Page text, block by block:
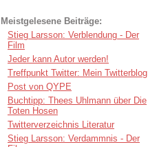
Meistgelesene Beiträge:
Stieg Larsson: Verblendung - Der
Film
Jeder kann Autor werden!
Treffpunkt Twitter: Mein Twitterblog
Post von QYPE
Buchtipp: Thees Uhlmann über Die
Toten Hosen
Twitterverzeichnis Literatur
Stieg Larsson: Verdammnis - Der